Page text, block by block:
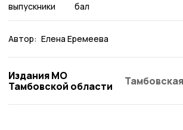
выпускники бал
Автор: Елена Еремеева
Издания МО
Тамбовской области